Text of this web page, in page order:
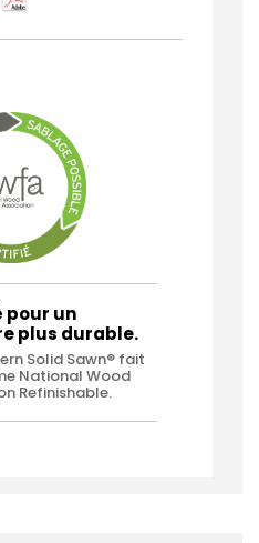
pour un
plus durable.
Solid Sawn® fait
National Wood
Refinishable.